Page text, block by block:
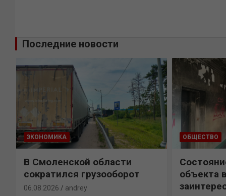
Последние новости
ЭКОНОМИКА
В Смоленской области
сократился грузооборот
06.08.2026 andrey
ОБЩЕСТВО
объекта